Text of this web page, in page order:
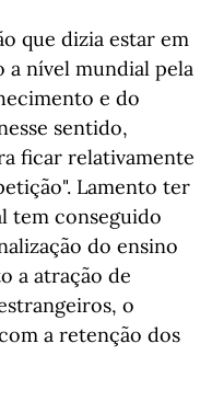
que dizia estar em
nível mundial pela
e do
sentido,
ficar relativamente
Lamento ter
tem conseguido
do ensino
a atração de
o
a retenção dos